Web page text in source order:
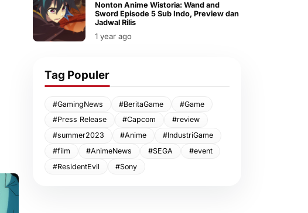
Nonton Anime Wistoria: Wand and
Sword Episode 5 Sub Indo, Preview dan
Jadwal Rilis
1 year ago
Tag Populer
#GamingNews #BeritaGame
#Game
#Press Release
#Capcom
#review
#summer2023
#Anime
#IndustriGame
#film
#AnimeNews #SEGA
#event
#ResidentEvil
#Sony